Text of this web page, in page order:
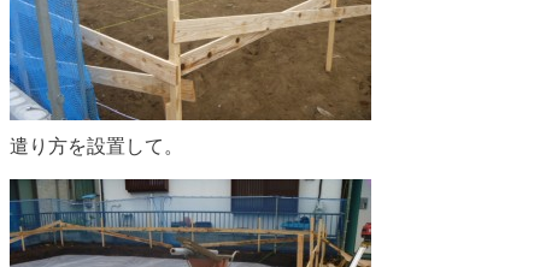
遣り方を設置して。